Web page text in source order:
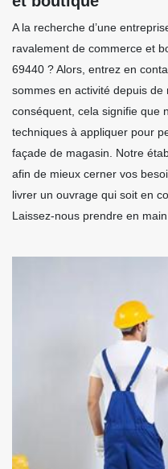
A la recherche d’une
ravalement de commerce et
69440 ? Alors, entrez en
sommes en activité depuis
conséquent, cela signifie que
techniques à appliquer pour
façade de magasin. Notre
afin de mieux cerner vos
livrer un ouvrage qui soit en
Laissez-nous prendre en